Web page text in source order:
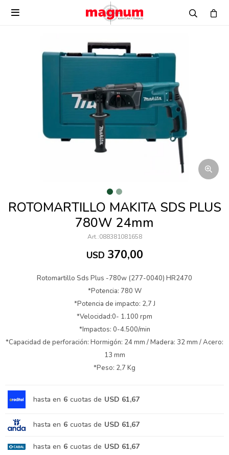

ROTOMARTILLO MAKITA SDS PLUS
780W 24mm
088381081658
USD 370,00
Rotomartillo Sds Plus -780w (277-0040) HR2470
*Potencia: 780 W
*Potencia de impacto: 2,7 J
*Velocidad:0- 1.100 rpm
*Impactos: 0-4.500/min
*Capacidad de perforación: Hormigón: 24 mm / Madera: 32 mm / Acero:
13 mm
*Peso: 2,7 Kg
hasta en 6 cuotas de USD 61,67
hasta en 6 cuotas de USD 61,67
hasta en 6 cuotas de USD 61,67